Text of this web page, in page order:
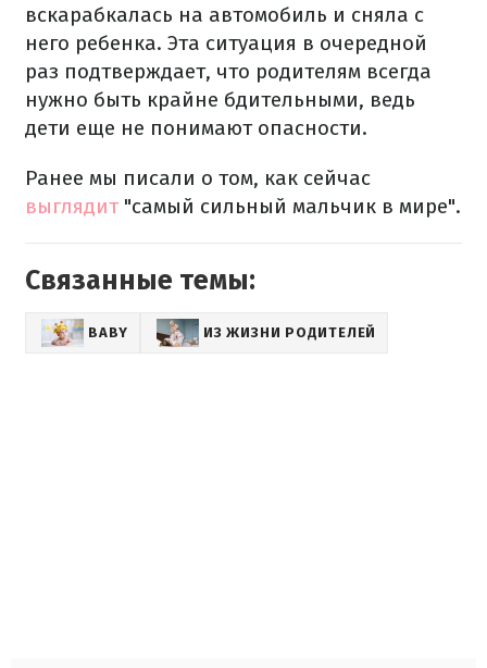
вскарабкалась на автомобиль и сняла с
него ребенка. Эта ситуация в очередной
раз подтверждает, что родителям всегда
нужно быть крайне бдительными, ведь
дети еще не понимают опасности.
Ранее мы писали о том, как сейчас
выглядит "самый сильный мальчик в мире".
Связанные темы:
BABY ИЗ ЖИЗНИ РОДИТЕЛЕЙ